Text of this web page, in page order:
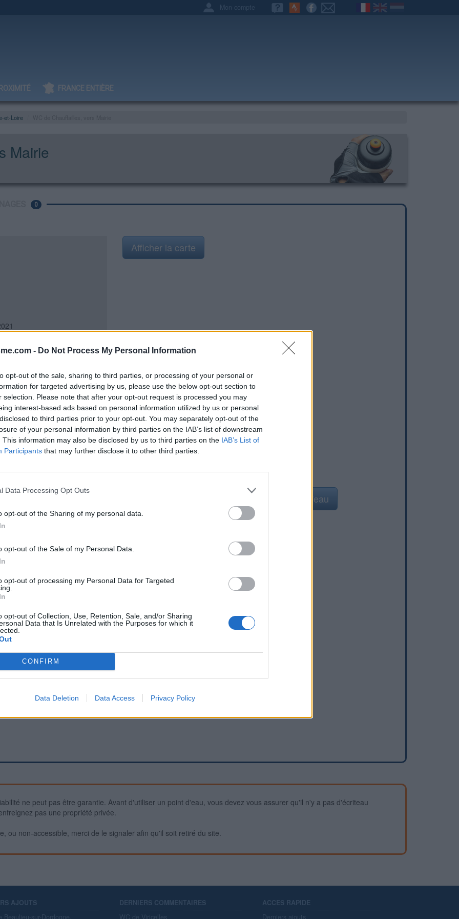
- Do Not Process My Personal Information
opt-out of the sale, sharing to third parties, or processing of your personal or
for targeted advertising by us, please use the below opt-out section to
selection. Please note that after your opt-out request is processed you may
interest-based ads based on personal information utilized by us or personal
to third parties prior to your opt-out. You may separately opt-out of the
of your personal information by third parties on the IAB’s list of downstream
This information may also be disclosed by us to third parties on the IAB’s List of
Participants that may further disclose it to other third parties.
Data Processing Opt Outs
opt-out of the Sharing of my personal data.
opt-out of the Sale of my Personal Data.
opt-out of processing my Personal Data for Targeted
opt-out of Collection, Use, Retention, Sale, and/or Sharing
Data that Is Unrelated with the Purposes for which it
CONFIRM
Data Deletion Data Access Privacy Policy
Mon compte
FRANCE ENTIÈRE
et-Loire
Mairie
0
situées entre la Mairie et
D985 ("rue Centrale" à cet
la D16 direction
on voit sur la gauche le
parking au fond duquel il y a
au début de ce parking au
il faut avancer les mains
buse la cellule à détection ne
Afficher la carte
Ajouter un point d'eau
ne peut pas être garantie. Avant d'utiliser un point d'eau, vous devez vous assurer qu'il n'y a pas d'écriteau
pas une propriété privée.
ou non-accessible, merci de le signaler afin qu'il soit retiré du site.
AJOUTS
Beaulieu-sur-Dordogne,
DERNIERS COMMENTAIRES
WC de Viricelles
ACCES RAPIDE
Derniers ajouts